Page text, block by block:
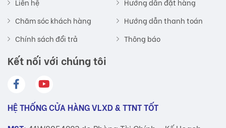
Chăm sóc khách hàng
Chính sách đổi trả
Hướng dẫn thanh toán
Thông báo
Kết nối với chúng tôi
HỆ THỐNG CỬA HÀNG VLXD & TTNT TỐT